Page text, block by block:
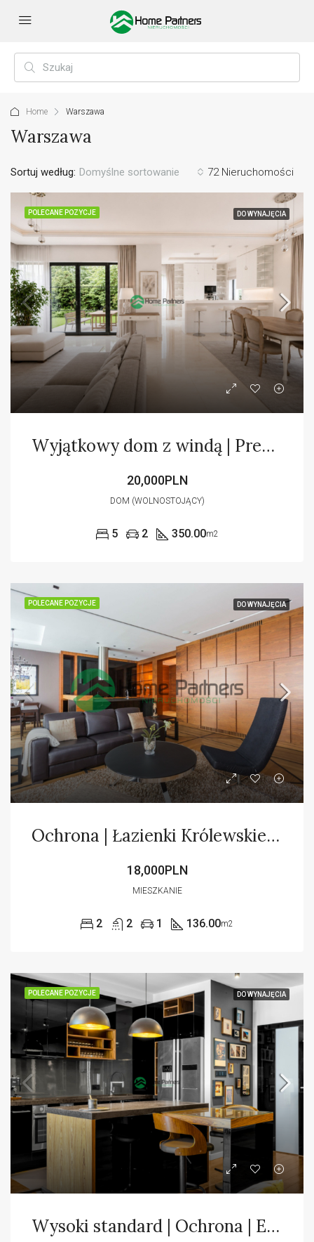
Home Warszawa
Warszawa
72 Nieruchomości
Sortuj według: Domyślne sortowanie
POLECANE POZYCJE DO WYNAJĘCIA
Wyjątkowy dom z windą | Premium | English
20,000PLN
DOM (WOLNOSTOJĄCY)
5 2 350.00m2
POLECANE POZYCJE DO WYNAJĘCIA
Ochrona | Łazienki Królewskie | ANG
18,000PLN
MIESZKANIE
2 2 1 136.00m2
POLECANE POZYCJE DO WYNAJĘCIA
Wysoki standard | Ochrona | ENG